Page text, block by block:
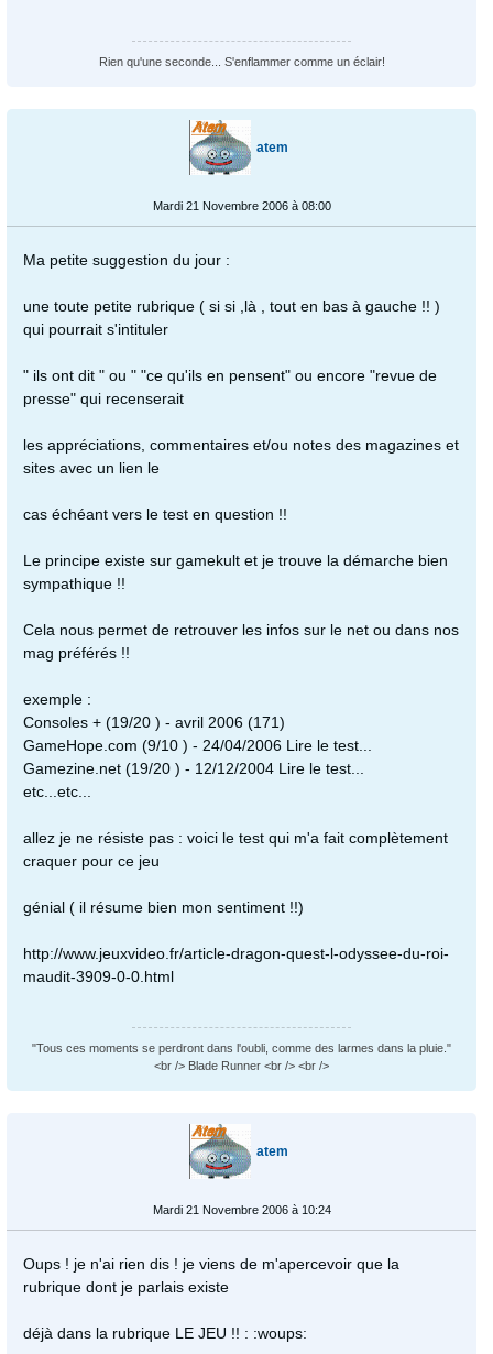
Rien qu'une seconde... S'enflammer comme un éclair!
atem
Mardi 21 Novembre 2006 à 08:00
Ma petite suggestion du jour :
une toute petite rubrique ( si si ,là , tout en bas à gauche !! )
qui pourrait s'intituler
" ils ont dit " ou " "ce qu'ils en pensent" ou encore "revue de
presse" qui recenserait
les appréciations, commentaires et/ou notes des magazines et
sites avec un lien le
cas échéant vers le test en question !!
Le principe existe sur gamekult et je trouve la démarche bien
sympathique !!
Cela nous permet de retrouver les infos sur le net ou dans nos
mag préférés !!
exemple :
Consoles + (19/20 ) - avril 2006 (171)
GameHope.com (9/10 ) - 24/04/2006 Lire le test...
Gamezine.net (19/20 ) - 12/12/2004 Lire le test...
etc...etc...
allez je ne résiste pas : voici le test qui m'a fait complètement
craquer pour ce jeu
génial ( il résume bien mon sentiment !!)
http://www.jeuxvideo.fr/article-dragon-quest-l-odyssee-du-roi-
maudit-3909-0-0.html
"Tous ces moments se perdront dans l'oubli, comme des larmes dans la pluie."
<br /> Blade Runner <br /> <br />
atem
Mardi 21 Novembre 2006 à 10:24
Oups ! je n'ai rien dis ! je viens de m'apercevoir que la
rubrique dont je parlais existe
déjà dans la rubrique LE JEU !! : :woups: